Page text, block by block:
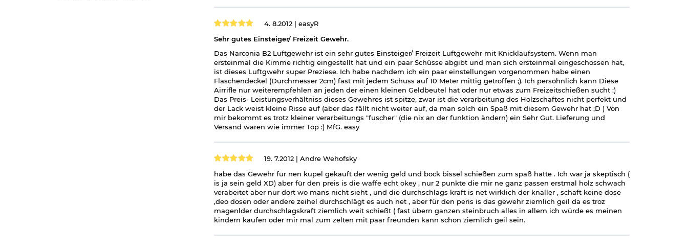
4. 8.2012 | easyR
Sehr gutes Einsteiger/ Freizeit Gewehr.
Das Narconia B2 Luftgewehr ist ein sehr gutes Einsteiger/ Freizeit Luftgewehr mit Knicklaufsystem. Wenn man
ersteinmal die Kimme richtig eingestellt hat und ein paar Schüsse abgibt und man sich ersteinmal eingeschossen hat,
ist dieses Luftgwehr super Preziese. Ich habe nachdem ich ein paar einstellungen vorgenommen habe einen
Flaschendeckel (Durchmesser 2cm) fast mit jedem Schuss auf 10 Meter mittig getroffen ;). Ich persöhnlich kann Diese
Airrifle nur weiterempfehlen an jeden der einen kleinen Geldbeutel hat oder nur etwas zum Freizeitschießen sucht :)
Das Preis- Leistungsverhältniss dieses Gewehres ist spitze, zwar ist die verarbeitung des Holzschaftes nicht perfekt und
der Lack weist kleine Risse auf (aber das fällt nicht weiter auf, da man solch ein Spaß mit diesem Gewehr hat ;D ) Von
mir bekommt es trotz kleiner verarbeitungs "fuscher" (die nix an der funktion ändern) ein Sehr Gut. Lieferung und
Versand waren wie immer Top :) MfG. easy
19. 7.2012 | Andre Wehofsky
habe das Gewehr für nen kupel gekauft der wenig geld und bock bissel schießen zum spaß hatte . Ich war ja skeptisch (
is ja sein geld XD) aber für den preis is die waffe echt okey , nur 2 punkte die mir ne ganz passen erstmal holz schwach
verabeitet aber nur dort wo mans nicht sieht , und die durchschlags kraft is net wirklich der knaller , schaft keine dose
,deo dosen oder andere zeihel durchschlägt es auch net , aber für den peris is das gewehr ziemlich geil da es troz
magenlder durchschlagskraft ziemlich weit schießt ( fast übern ganzen steinbruch alles in allem ich würde es meinen
kindern kaufen oder mir mal zum zelten mit paar freunden kann schon ziemlich geil sein.